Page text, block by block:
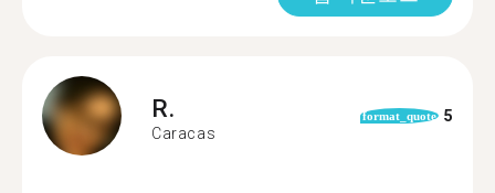
R.
Caracas
format_quote 5